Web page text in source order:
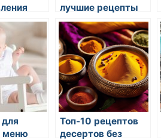
риса с
секреты
кухни
лучшие рецепты
для гурманов
меню
Топ-10 рецептов
десертов без